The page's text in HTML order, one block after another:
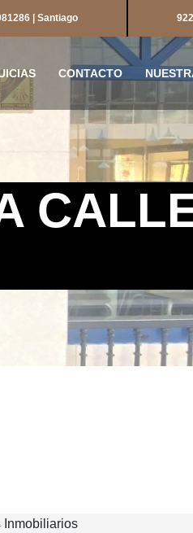
| Santiago
CONTACTO